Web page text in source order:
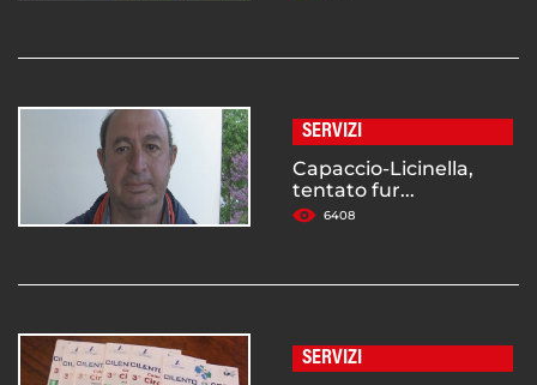
SERVIZI
Capaccio-Licinella,
tentato fur...
6408
SERVIZI